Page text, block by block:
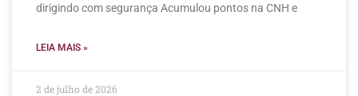
dirigindo com segurança Acumulou pontos na CNH e
LEIA MAIS »
2 de julho de 2026